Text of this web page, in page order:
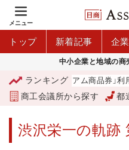
メニュー
トップ 新着記事 企
中小企業と地域の商
ランキング
「青森市プレミアム商品券」利用
商工会議所から探す 都
渋沢栄一の軌跡